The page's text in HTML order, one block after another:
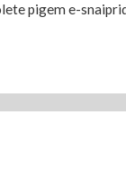
pigem e-